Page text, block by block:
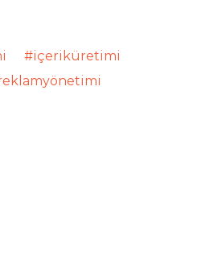
#i̇çeriküretimi